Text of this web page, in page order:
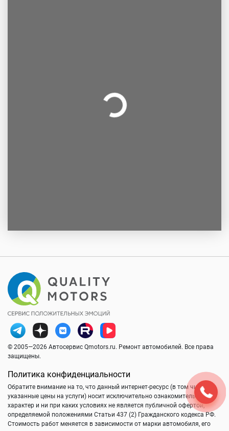
© 2005—2026 Автосервис Qmotors.ru. Ремонт автомобилей. Все права
защищены.
Политика конфиденциальности
Обратите внимание на то, что данный интернет-ресурс (в том числе
указанные цены на услуги) носит исключительно ознакомительный
характер и ни при каких условиях не является публичной офертой,
определяемой положениями Статьи 437 (2) Гражданского кодекса РФ.
Стоимость работ меняется в зависимости от марки автомобиля, его